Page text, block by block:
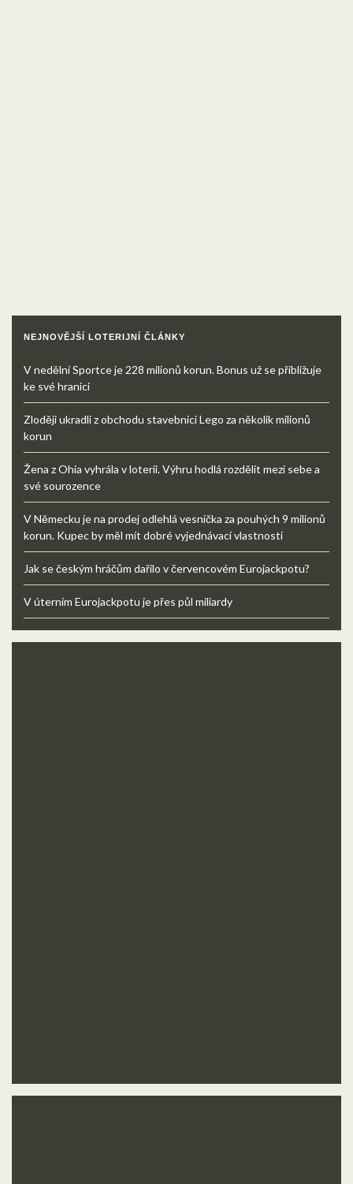
NEJNOVĚJŠÍ LOTERIJNÍ ČLÁNKY
V nedělní Sportce je 228 milionů korun. Bonus už se přibližuje
ke své hranici
Zloději ukradli z obchodu stavebnici Lego za několik milionů
korun
Žena z Ohia vyhrála v loterii. Výhru hodlá rozdělit mezi sebe a
své sourozence
V Německu je na prodej odlehlá vesnička za pouhých 9 milionů
korun. Kupec by měl mít dobré vyjednávací vlastnosti
Jak se českým hráčům dařilo v červencovém Eurojackpotu?
V úterním Eurojackpotu je přes půl miliardy